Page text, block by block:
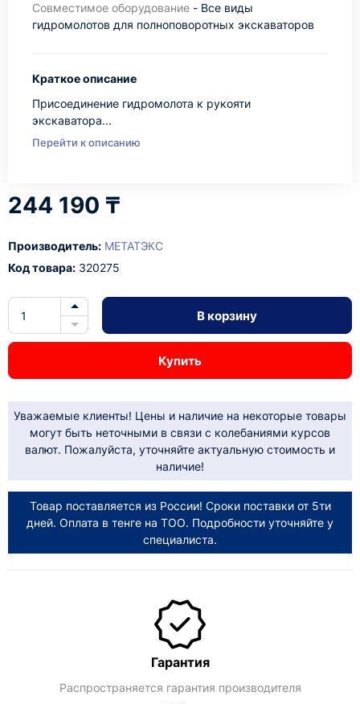
Совместимое оборудование - Все виды
гидромолотов для полноповоротных экскаваторов
Краткое описание
Присоединение гидромолота к рукояти
экскаватора...
Перейти к описанию
244 190 ₸
Производитель: МЕТАТЭКС
Код товара: 320275
В корзину
Купить
Уважаемые клиенты! Цены и наличие на некоторые товары
могут быть неточными в связи с колебаниями курсов
валют. Пожалуйста, уточняйте актуальную стоимость и
наличие!
Товар поставляется из России! Сроки поставки от 5ти
дней. Оплата в тенге на ТОО. Подробности уточняйте у
специалиста.
Гарантия
Распространяется гарантия производителя